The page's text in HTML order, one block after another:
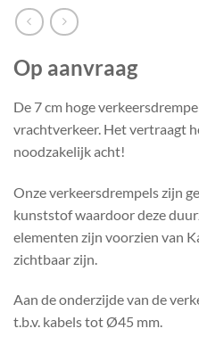
Op aanvraag
De 7 cm hoge
vrachtverkeer. Het vertraagt
noodzakelijk acht!
Onze verkeersdrempels zijn
kunststof waardoor deze
elementen zijn voorzien van
zichtbaar zijn.
Aan de onderzijde van de
t.b.v. kabels tot Ø45 mm.